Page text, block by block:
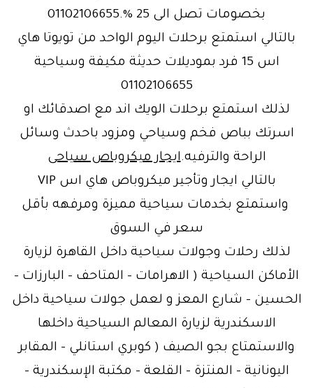
بخصومات تصل الى 25 %.01102106655
بالتالي استمتع برحلات اليوم الواحد من تويوتا هاي
اس 15 فرد بموديلات حديثة مكيفة وسياحية
01102106655
لذلك استمتع برحلات الويك اند مع اصدقائك او
اسرتك بباص فخم وسياحي ومزود باحدث وسائل
الراحة والترفيه.ايجار ميكروباص سياحى
بالتالي ايجار وتأجير ميكروباص هاي اس VIP
واستمتع بخدمات سياحية مميزة ومرفهه بأقل
سعر في السوق
لذلك رحلات وجولات سياحية داخل القاهرة لزيارة
الأماكن السياحية ( الاهرامات – المتاحف – البارزات –
الحسين – شارع المعز و لعمل جولات سياحية داخل
الاسكندرية لزيارة المعالم السياحية داخلها
والاستمتاع بجو الصيف ( كوبري استانلي – المقابر
اليونانية – المنتزة – القلعة – مكتبة الإسكندرية –